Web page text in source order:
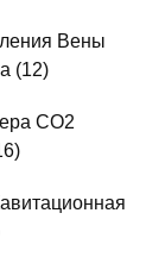
Вены
(12)
СО2